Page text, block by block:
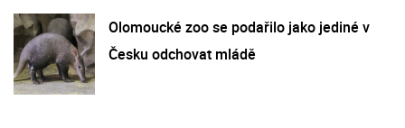
Olomoucké zoo se podařilo jako jediné v
Česku odchovat mládě